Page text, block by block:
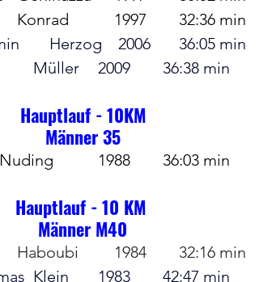
🥉	Fabian 	Konrad		1997	32:36 min
15.	Benjamin 	Herzog	 2006	36:05 min
18.	Kurt		Müller	2009	36:38 min
Hauptlauf - 10KM
Männer 35
10.	Tim Nuding		1988 	36:03 min
Hauptlauf - 10 KM
Männer M40
🥈	Aimen	Haboubi		1984	32:16 min
22.	Thomas 	Klein 	1983	42:47 min